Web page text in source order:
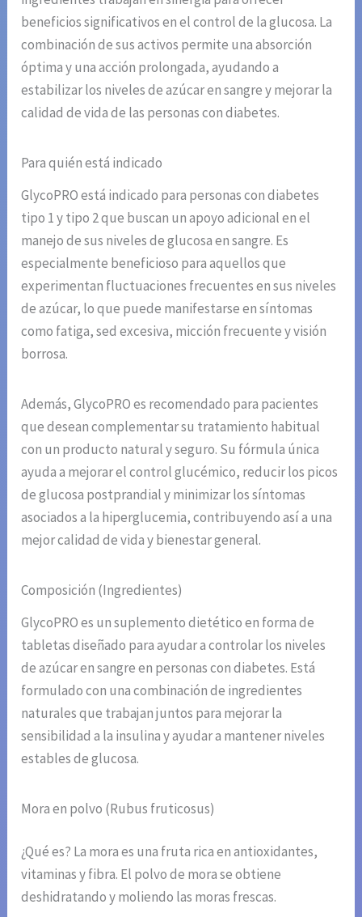
beneficios significativos en el control de la glucosa. La
combinación de sus activos permite una absorción
óptima y una acción prolongada, ayudando a
estabilizar los niveles de azúcar en sangre y mejorar la
calidad de vida de las personas con diabetes.
Para quién está indicado
GlycoPRO está indicado para personas con diabetes
tipo 1 y tipo 2 que buscan un apoyo adicional en el
manejo de sus niveles de glucosa en sangre. Es
especialmente beneficioso para aquellos que
experimentan fluctuaciones frecuentes en sus niveles
de azúcar, lo que puede manifestarse en síntomas
como fatiga, sed excesiva, micción frecuente y visión
borrosa.
Además, GlycoPRO es recomendado para pacientes
que desean complementar su tratamiento habitual
con un producto natural y seguro. Su fórmula única
ayuda a mejorar el control glucémico, reducir los picos
de glucosa postprandial y minimizar los síntomas
asociados a la hiperglucemia, contribuyendo así a una
mejor calidad de vida y bienestar general.
Composición (Ingredientes)
GlycoPRO es un suplemento dietético en forma de
tabletas diseñado para ayudar a controlar los niveles
de azúcar en sangre en personas con diabetes. Está
formulado con una combinación de ingredientes
naturales que trabajan juntos para mejorar la
sensibilidad a la insulina y ayudar a mantener niveles
estables de glucosa.
Mora en polvo (Rubus fruticosus)
¿Qué es? La mora es una fruta rica en antioxidantes,
vitaminas y fibra. El polvo de mora se obtiene
deshidratando y moliendo las moras frescas.